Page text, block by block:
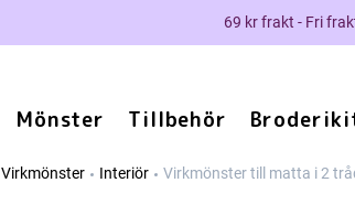
69 kr frakt - Fri
Mönster Tillbehör
Virkmönster Interiör Virkmönster till matta i 2